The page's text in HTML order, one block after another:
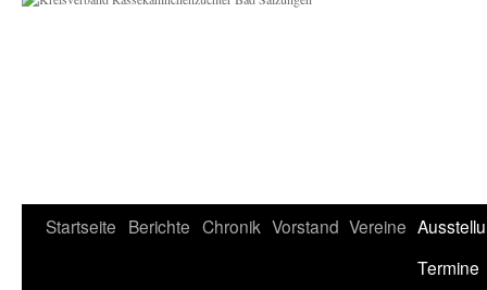
Startseite Berichte Chronik Vorstand Vereine
Termine